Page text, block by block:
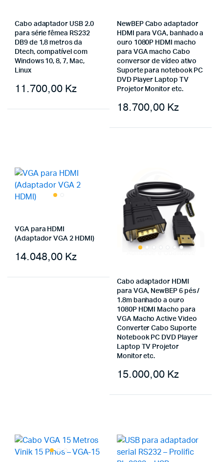
Cabo adaptador USB 2.0
para série fêmea RS232
DB9 de 1,8 metros da
Dtech, compatível com
Windows 10, 8, 7, Mac,
Linux
11.700,00 Kz
NewBEP Cabo adaptador
HDMI para VGA, banhado a
ouro 1080P HDMI macho
para VGA macho Cabo
conversor de vídeo ativo
Suporte para notebook PC
DVD Player Laptop TV
Projetor Monitor etc.
18.700,00 Kz
VGA para HDMI
(Adaptador VGA 2 HDMI)
14.048,00 Kz
Cabo adaptador HDMI
para VGA, NewBEP 6 pés /
1.8m banhado a ouro
1080P HDMI Macho para
VGA Macho Active Video
Converter Cabo Suporte
Notebook PC DVD Player
Laptop TV Projetor
Monitor etc.
15.000,00 Kz